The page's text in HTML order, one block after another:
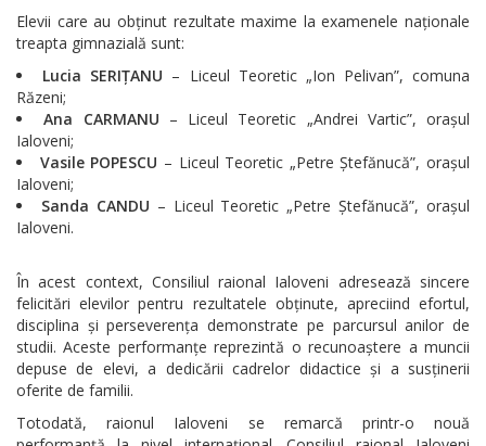
Elevii care au obținut rezultate maxime la examenele naționale
treapta gimnazială sunt:
Lucia SERIȚANU – Liceul Teoretic „Ion Pelivan”, comuna
Răzeni;
Ana CARMANU – Liceul Teoretic „Andrei Vartic”, orașul
Ialoveni;
Vasile POPESCU – Liceul Teoretic „Petre Ștefănucă”, orașul
Ialoveni;
Sanda CANDU – Liceul Teoretic „Petre Ștefănucă”, orașul
Ialoveni.
În acest context, Consiliul raional Ialoveni adresează sincere
felicitări elevilor pentru rezultatele obținute, apreciind efortul,
disciplina și perseverența demonstrate pe parcursul anilor de
studii. Aceste performanțe reprezintă o recunoaștere a muncii
depuse de elevi, a dedicării cadrelor didactice și a susținerii
oferite de familii.
Totodată, raionul Ialoveni se remarcă printr-o nouă